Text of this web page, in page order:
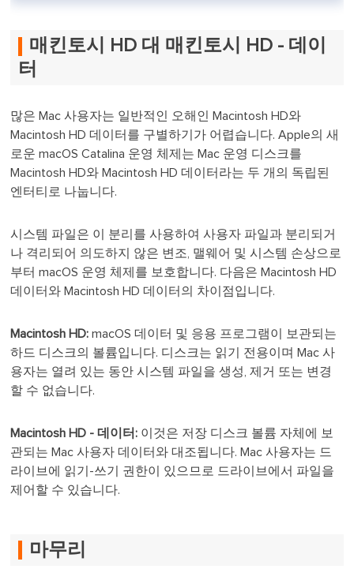
매킨토시 HD 대 매킨토시 HD - 데이
터
많은 Mac 사용자는 일반적인 오해인 Macintosh HD와
Macintosh HD 데이터를 구별하기가 어렵습니다. Apple의 새
로운 macOS Catalina 운영 체제는 Mac 운영 디스크를
Macintosh HD와 Macintosh HD 데이터라는 두 개의 독립된
엔터티로 나눕니다.
시스템 파일은 이 분리를 사용하여 사용자 파일과 분리되거
나 격리되어 의도하지 않은 변조, 맬웨어 및 시스템 손상으로
부터 macOS 운영 체제를 보호합니다. 다음은 Macintosh HD
데이터와 Macintosh HD 데이터의 차이점입니다.
Macintosh HD: macOS 데이터 및 응용 프로그램이 보관되는
하드 디스크의 볼륨입니다. 디스크는 읽기 전용이며 Mac 사
용자는 열려 있는 동안 시스템 파일을 생성, 제거 또는 변경
할 수 없습니다.
Macintosh HD - 데이터: 이것은 저장 디스크 볼륨 자체에 보
관되는 Mac 사용자 데이터와 대조됩니다. Mac 사용자는 드
라이브에 읽기-쓰기 권한이 있으므로 드라이브에서 파일을
제어할 수 있습니다.
마무리